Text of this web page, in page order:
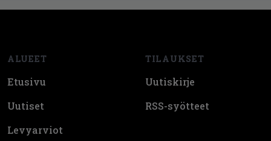
ALUEET
Etusivu
Uutiset
Levyarviot
TILAUKSET
Uutiskirje
RSS-syötteet